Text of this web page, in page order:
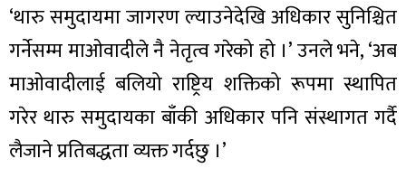
‘थारु समुदायमा जागरण ल्याउनेदेखि अधिकार सुनिश्चित
गर्नेसम्म माओवादीले नै नेतृत्व गरेको हो ।’ उनले भने, ‘अब
माओवादीलाई बलियो राष्ट्रिय शक्तिको रूपमा स्थापित
गरेर थारु समुदायका बाँकी अधिकार पनि संस्थागत गर्दै
लैजाने प्रतिबद्धता व्यक्त गर्दछु ।’